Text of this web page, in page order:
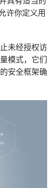
许你定义用
未经授权访
模式，它们
安全框架确